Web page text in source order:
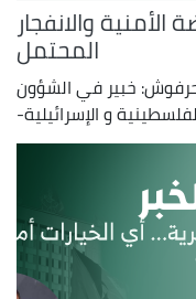
الأمنية والانفجار
المحتمل
حرفوش: خبير في الشؤون
و الإسرائيلية-